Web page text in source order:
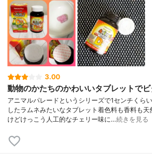
3.00
動物のかたちのかわいいタブレットで
アニマルパレードというシリーズで1センチくら
したラムネみたいなタブレット着色料も香料も
けどけっこう人工的なチェリー味に…続きを見る